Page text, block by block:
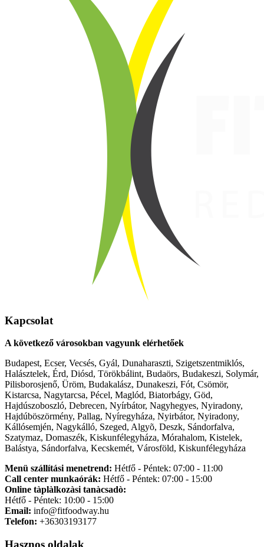
Kapcsolat
A következő városokban vagyunk elérhetőek
Budapest, Ecser, Vecsés, Gyál, Dunaharaszti, Szigetszentmiklós,
Halásztelek, Érd, Diósd, Törökbálint, Budaörs, Budakeszi, Solymár,
Pilisborosjenő, Üröm, Budakalász, Dunakeszi, Fót, Csömör,
Kistarcsa, Nagytarcsa, Pécel, Maglód, Biatorbágy, Göd,
Hajdúszoboszló, Debrecen, Nyírbátor, Nagyhegyes, Nyiradony,
Hajdúböszörmény, Pallag, Nyíregyháza, Nyirbátor, Nyiradony,
Kállósemjén, Nagykálló, Szeged, Algyõ, Deszk, Sándorfalva,
Szatymaz, Domaszék, Kiskunfélegyháza, Mórahalom, Kistelek,
Balástya, Sándorfalva, Kecskemét, Városföld, Kiskunfélegyháza
Menü szállítási menetrend: Hétfő - Péntek: 07:00 - 11:00
Call center munkaórák: Hétfő - Péntek: 07:00 - 15:00
Online tàplàlkozàsi tanàcsadò:
Hétfő - Péntek: 10:00 - 15:00
Email: info@fitfoodway.hu
Telefon: +36303193177
Hasznos oldalak